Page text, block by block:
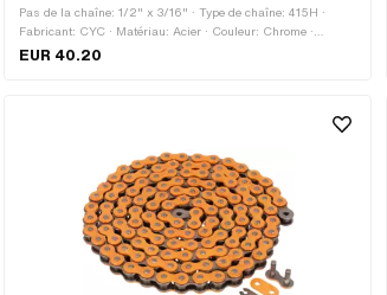
Pas de la chaîne: 1/2" x 3/16" · Type de chaîne: 415H ·
Fabricant: CYC · Matériau: Acier · Couleur: Chrome ·
Couleur: noir · Nombre de maillons: 128 pcs · Circonférence
EUR 40.20